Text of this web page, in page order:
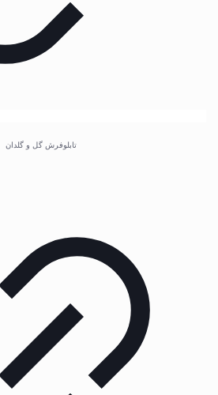
تابلوفرش گل و گلدان